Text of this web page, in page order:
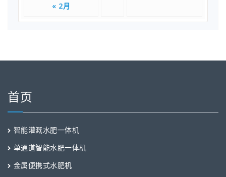
« 2月
首页
智能灌溉水肥一体机
单通道智能水肥一体机
金属便携式水肥机